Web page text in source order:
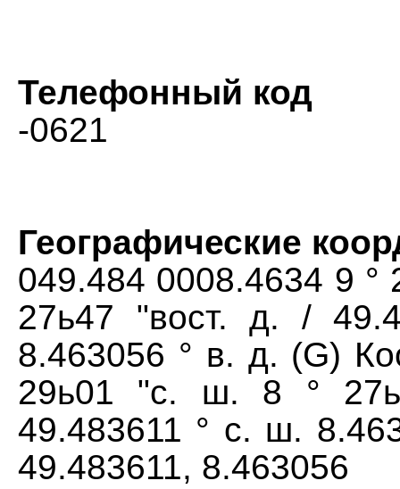
Телефонный код
-0621
Географические
049.484 0008.4634 9 °
27ь47 "вост. д. /
8.463056 ° в. д. (G)
29ь01 "с. ш. 8 °
49.483611 ° с. ш.
49.483611, 8.463056